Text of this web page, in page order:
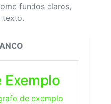
fundos claros,
texto.
Exemplo
de exemplo